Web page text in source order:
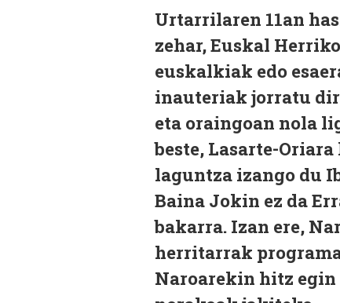
Urtarrilaren 11an
zehar, Euskal
euskalkiak edo
inauteriak jorratu
eta oraingoan nola
beste, Lasarte-
laguntza izango du
Baina Jokin ez da
bakarra. Izan ere,
herritarrak
Naroarekin hitz